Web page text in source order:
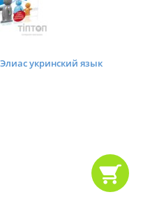
укринский язык